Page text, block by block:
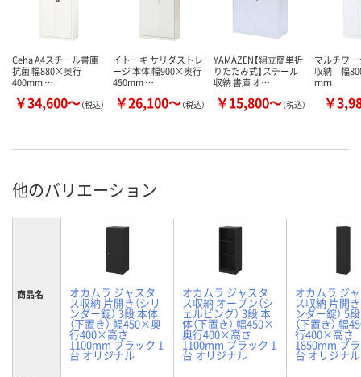
Ceha A4スチール書庫
抗菌 幅880×奥行
400mm …
￥34,600～（税込）
イトーキ サリダストレ
ージ 本体 幅900×奥行
450mm …
￥26,100～（税込）
YAMAZEN【組立簡単折
りたたみ式】スチール
収納 書庫 オ…
￥15,800～（税込）
マルチワ
収納 幅
ｍｍ
￥
他のバリエーション
商品名 オカムラ ジャスタ
ス収納 片開き（シリ
ンダー錠） 3段 本体
（下置き） 幅450×奥
行400×高さ
1100mm ブラック 1
台 オリジナル
オカムラ ジャスタ
ス収納 オープン（シ
ェルビング） 3段 本
体（下置き） 幅450×
奥行400×高さ
1100mm ブラック 1
台 オリジナル
オカムラ ジ
ス収納 片開き
ンダー錠） 5
（下置き） 幅
行400×高さ
1850mm ブ
台 オリジナル